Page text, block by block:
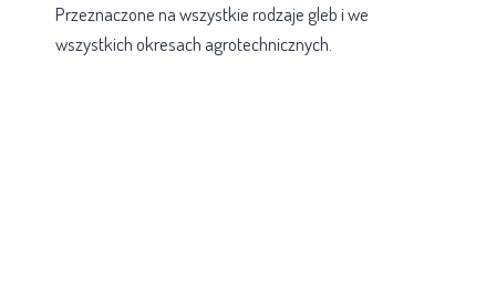
Przeznaczone na wszystkie rodzaje gleb i we
wszystkich okresach agrotechnicznych.